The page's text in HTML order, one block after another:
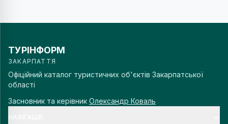
ТУРІНФОРМ
ЗАКАРПАТТЯ
Офіційний каталог туристичних об'єктів Закарпатської
області
Засновник та керівник Олександр Коваль